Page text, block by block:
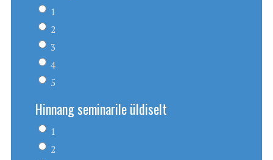
1
2
3
4
5
Hinnang seminarile üldiselt
1
2